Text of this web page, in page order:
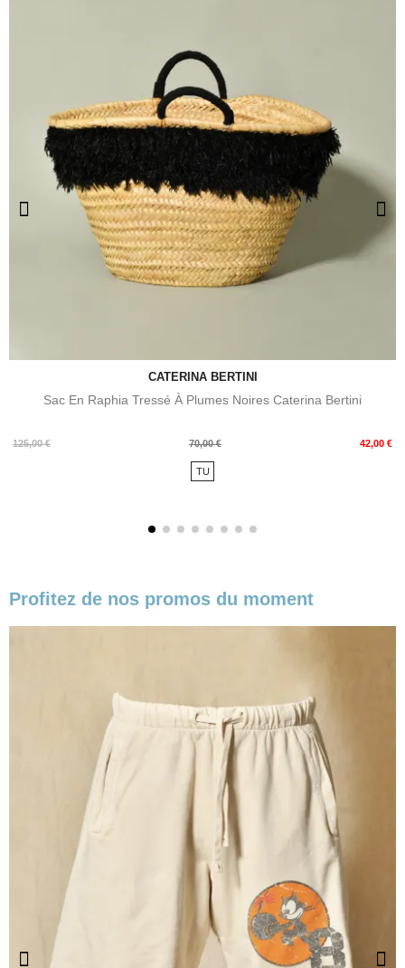
CATERINA BERTINI
Sac En Raphia Tressé À Plumes Noires Caterina Bertini
125,00 €
Prix
70,00 € 42,00 €
Prix
TU
Profitez de nos promos du moment